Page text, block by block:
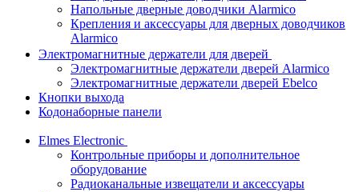
Напольные дверные доводчики Alarmico
Крепления и аксессуары для дверных доводчиков
Alarmico
Электромагнитные держатели для дверей
Электромагнитные держатели дверей Alarmico
Электромагнитные держатели дверей Ebelco
Кнопки выхода
Кодонаборные панели
Elmes Electronic
Контрольные приборы и дополнительное
оборудование
Радиоканальные извещатели и аксессуары